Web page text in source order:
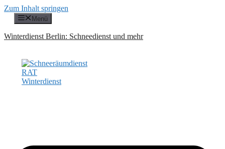
Zum Inhalt springen
Menü
Winterdienst Berlin: Schneedienst und mehr